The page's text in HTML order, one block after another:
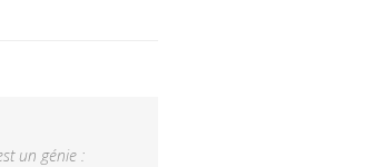
un génie :